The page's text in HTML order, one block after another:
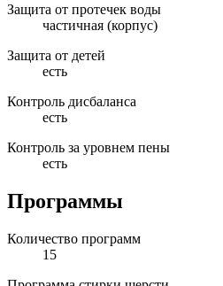
Защита от протечек воды
частичная (корпус)
Защита от детей
есть
Контроль дисбаланса
есть
Контроль за уровнем пены
есть
Программы
Количество программ
15